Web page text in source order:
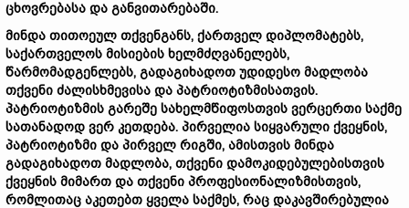
ცხოვრებასა და განვითარებაში.
მინდა თითოეულ თქვენგანს, ქართველ დიპლომატებს,
საქართველოს მისიების ხელმძღვანელებს,
წარმომადგენლებს, გადაგიხადოთ უდიდესო მადლობა
თქვენი ძალისხმევისა და პატრიოტიზმისათვის.
პატრიოტიზმის გარეშე სახელმწიფოსთვის ვერცერთი საქმე
სათანადოდ ვერ კეთდება. პირველია სიყვარული ქვეყნის,
პატრიოტიზმი და პირველ რიგში, ამისთვის მინდა
გადაგიხადოთ მადლობა, თქვენი დამოკიდებულებისთვის
ქვეყნის მიმართ და თქვენი პროფესიონალიზმისთვის,
რომლითაც აკეთებთ ყველა საქმეს, რაც დაკავშირებულია